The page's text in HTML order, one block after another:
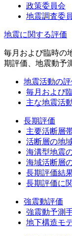
政策委員会
地震調査委
地震に関する評価
毎月および臨時の
期評価、地震動予
地震活動の評
毎月および
主な地震活
長期評価
主要活断層
活断層の地
海溝型地震
海域活断層
長期評価結
長期評価に
強震動評価
強震動予測
地下構造モ